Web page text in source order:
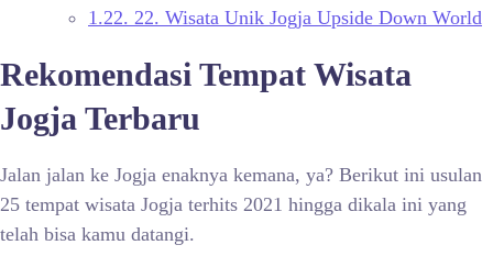
1.22. 22. Wisata Unik Jogja Upside Down World
Rekomendasi Tempat Wisata
Jogja Terbaru
Jalan jalan ke Jogja enaknya kemana, ya? Berikut ini usulan
25 tempat wisata Jogja terhits 2021 hingga dikala ini yang
telah bisa kamu datangi.